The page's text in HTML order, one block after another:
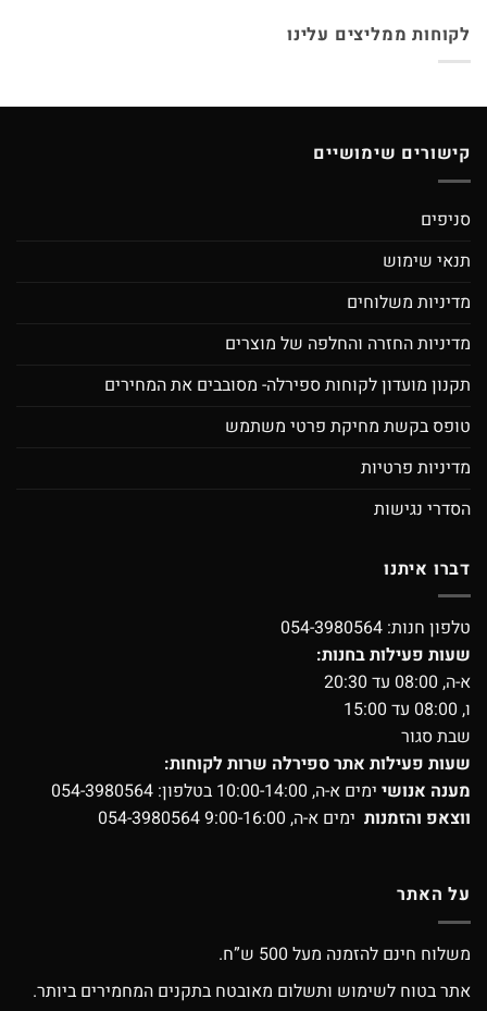
לקוחות ממליצים עלינו
קישורים שימושיים
סניפים
תנאי שימוש
מדיניות משלוחים
מדיניות החזרה והחלפה של מוצרים
תקנון מועדון לקוחות ספירלה- מסובבים את המחירים
טופס בקשת מחיקת פרטי משתמש
מדיניות פרטיות
הסדרי נגישות
דברו איתנו
טלפון חנות:054-3980564
שעות פעילות בחנות:
א-ה, 08:00 עד 20:30
ו, 08:00 עד 15:00
שבת סגור
שעות פעילות אתר ספירלה שרות לקוחות:
מענה אנושיימים א-ה, 10:00-14:00 בטלפון:
054-3980564
ווצאפ והזמנותימים א-ה, 9:00-16:00 054-3980564
על האתר
משלוח חינם להזמנה מעל 500 ש”ח.
אתר בטוח לשימוש ותשלום מאובטח בתקנים המחמירים ביותר.